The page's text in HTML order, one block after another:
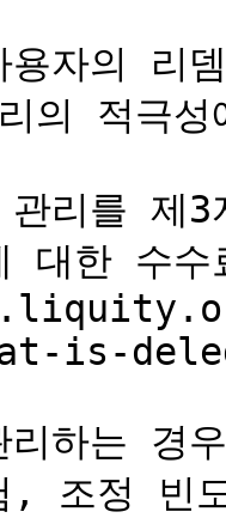
용자의 리
의 적극
관리를 제
대한 수
is-
리하는 경
, 조정 빈